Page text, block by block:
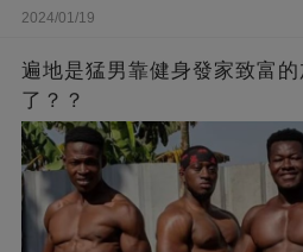
2024/01/19
遍地是猛男靠健身發家致富
了？？